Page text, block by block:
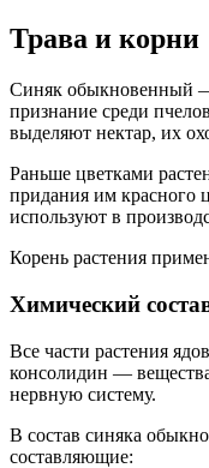
Трава и корни
Синяк обыкновенный
признание среди
выделяют нектар, их
Раньше цветками
придания им красного
используют в
Корень растения
Химический
Все части растения
консолидин —
нервную систему.
В состав синяка
составляющие: